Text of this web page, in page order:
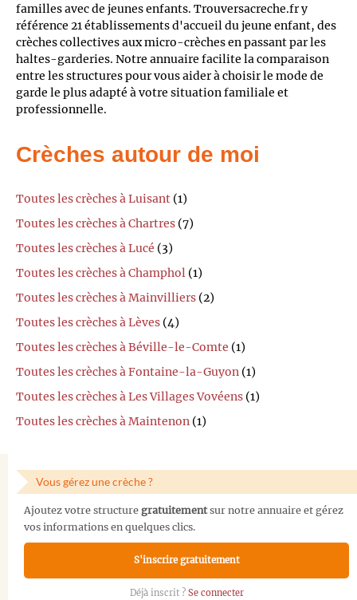
familles avec de jeunes enfants. Trouversacreche.fr y
référence 21 établissements d'accueil du jeune enfant, des
crèches collectives aux micro-crèches en passant par les
haltes-garderies. Notre annuaire facilite la comparaison
entre les structures pour vous aider à choisir le mode de
garde le plus adapté à votre situation familiale et
professionnelle.
Crèches autour de moi
Toutes les crèches à Luisant (1)
Toutes les crèches à Chartres (7)
Toutes les crèches à Lucé (3)
Toutes les crèches à Champhol (1)
Toutes les crèches à Mainvilliers (2)
Toutes les crèches à Lèves (4)
Toutes les crèches à Béville-le-Comte (1)
Toutes les crèches à Fontaine-la-Guyon (1)
Toutes les crèches à Les Villages Vovéens (1)
Toutes les crèches à Maintenon (1)
Vous gérez une crèche ?
Ajoutez votre structure gratuitementsur notre annuaire et gérez
vos informations en quelques clics.
S'inscrire gratuitement
Déjà inscrit ? Se connecter